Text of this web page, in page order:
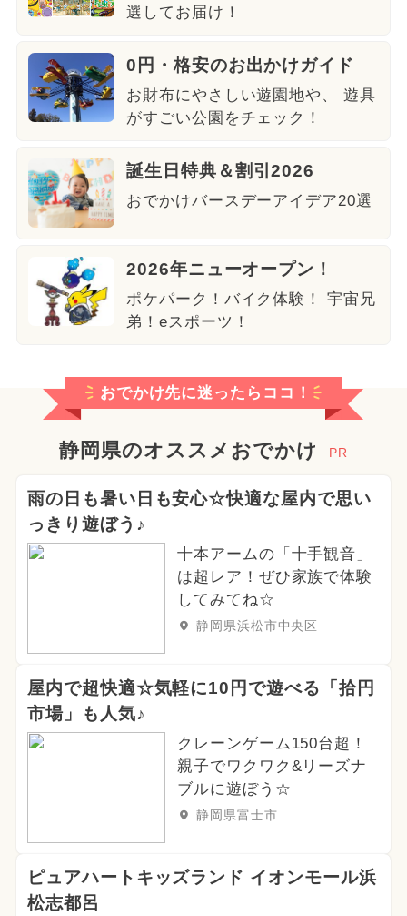
選してお届け！
0円・格安のお出かけガイド
お財布にやさしい遊園地や、 遊具
がすごい公園をチェック！
誕生日特典＆割引2026
おでかけバースデーアイデア20選
2026年ニューオープン！
ポケパーク！バイク体験！ 宇宙兄
弟！eスポーツ！
おでかけ先に迷ったらココ！
静岡県のオススメおでかけ PR
雨の日も暑い日も安心☆快適な屋内で思い
っきり遊ぼう♪
十本アームの「十手観音」
は超レア！ぜひ家族で体験
してみてね☆
静岡県浜松市中央区
屋内で超快適☆気軽に10円で遊べる「拾円
市場」も人気♪
クレーンゲーム150台超！
親子でワクワク&リーズナ
ブルに遊ぼう☆
静岡県富士市
ピュアハートキッズランド イオンモール浜
松志都呂